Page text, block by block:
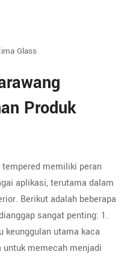
Glass
Produk
tempered memiliki peran
aplikasi, terutama dalam
Berikut adalah beberapa
sangat penting: 1.
keunggulan utama kaca
memecah menjadi